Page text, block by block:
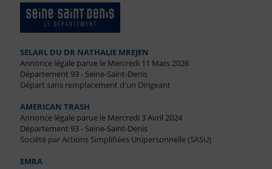
SELARL DU DR NATHALIE MREJEN
Annonce légale parue le Mercredi 11 Mars 2026
Département 93 - Seine-Saint-Denis
Départ sans remplacement d'un Dirigeant
AMERICAN TRASH
Annonce légale parue le Mercredi 3 Avril 2024
Département 93 - Seine-Saint-Denis
Société par Actions Simplifiées Unipersonnelle (SASU)
EMRA